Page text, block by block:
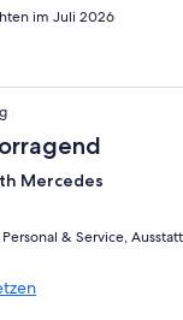
im Juli 2026
Mercedes
& Service,